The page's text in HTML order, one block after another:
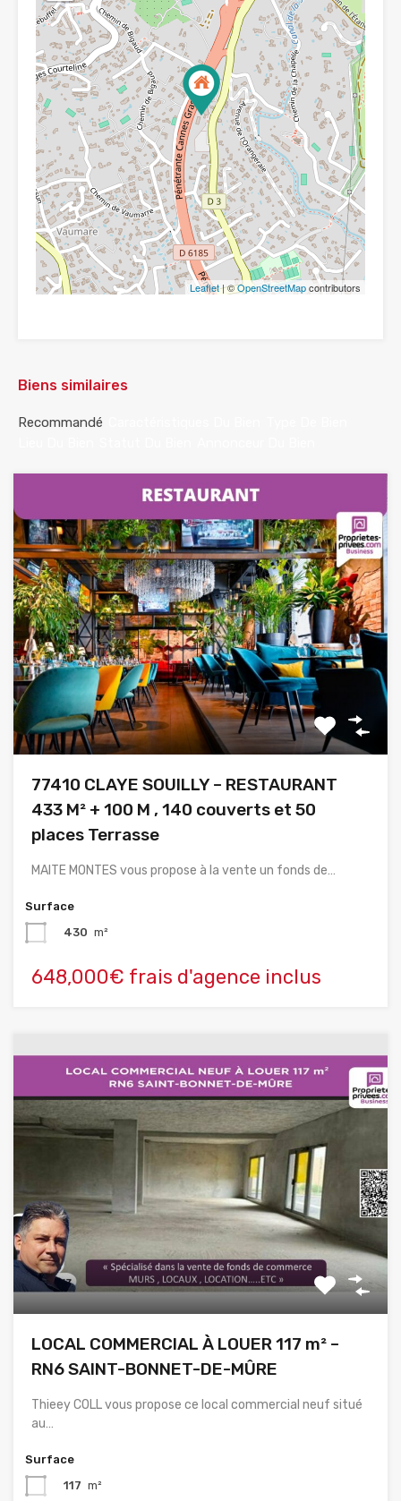
Leaflet| ©OpenStreetMapcontributors
Biens similaires
Recommandé
77410 CLAYE SOUILLY – RESTAURANT
433 M² + 100 M , 140 couverts et 50
places Terrasse
MAITE MONTES vous propose à la vente un fonds de…
Surface
430 m²
648,000€ frais d'agence inclus
LOCAL COMMERCIAL À LOUER 117 m² –
RN6 SAINT-BONNET-DE-MÛRE
Thieey COLL vous propose ce local commercial neuf situé
au…
Surface
117 m²